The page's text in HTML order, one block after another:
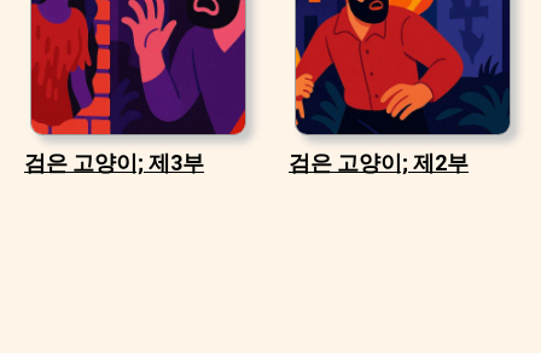
검은 고양이; 제3부 검은 고양이; 제2부